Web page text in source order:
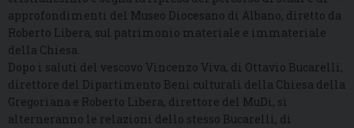
approfondimenti del Museo Diocesano di Albano, diretto da
Roberto Libera, sul patrimonio materiale e immateriale
della Chiesa.
Dopo i saluti del vescovo Vincenzo Viva, di Ottavio Bucarelli,
direttore del Dipartimento Beni culturali della Chiesa della
Gregoriana e Roberto Libera, direttore del MuDi, si
alterneranno le relazioni dello stesso Bucarelli, di